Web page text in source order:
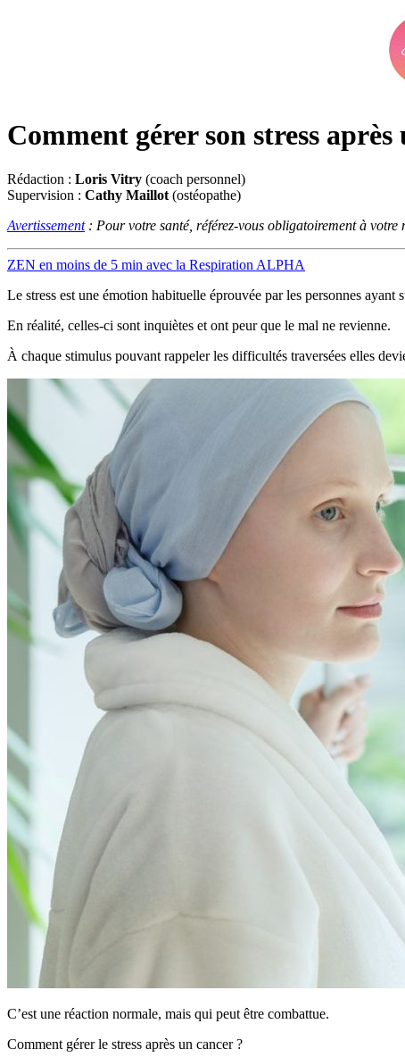
Comment gérer son stress
Rédaction : Loris Vitry (coach personnel)
Supervision : Cathy Maillot (ostéopathe)
Avertissement: Pour votre santé, référez-vous obligatoirement à votre
ZEN en moins de 5 min avec la Respiration ALPHA
Le stress est une émotion habituelle éprouvée par les personnes ayant
En réalité, celles-ci sont inquiètes et ont peur que le mal ne revienne.
À chaque stimulus pouvant rappeler les difficultés traversées elles
C’est une réaction normale, mais qui peut être combattue.
Comment gérer le stress après un cancer ?